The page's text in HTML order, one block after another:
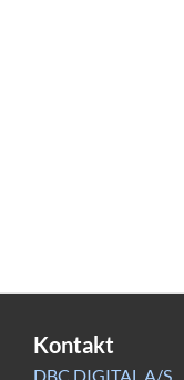
stemme,
Kontakt
DBC DIGITAL A/S